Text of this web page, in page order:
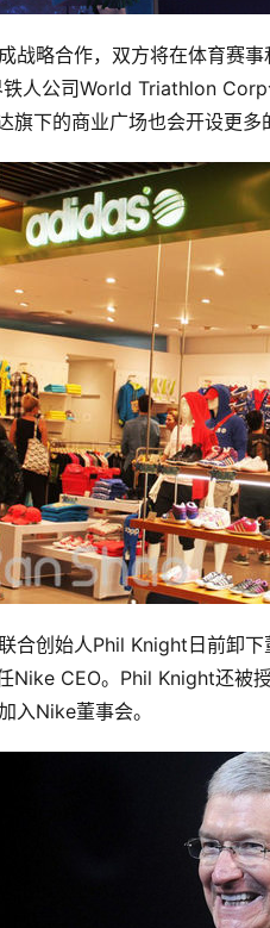
战略合作，双方将在体育赛
人公司World Triathlon
旗下的商业广场也会开设更多
合创始人Phil Knight日前卸
Nike CEO。Phil Knight还
Nike董事会。